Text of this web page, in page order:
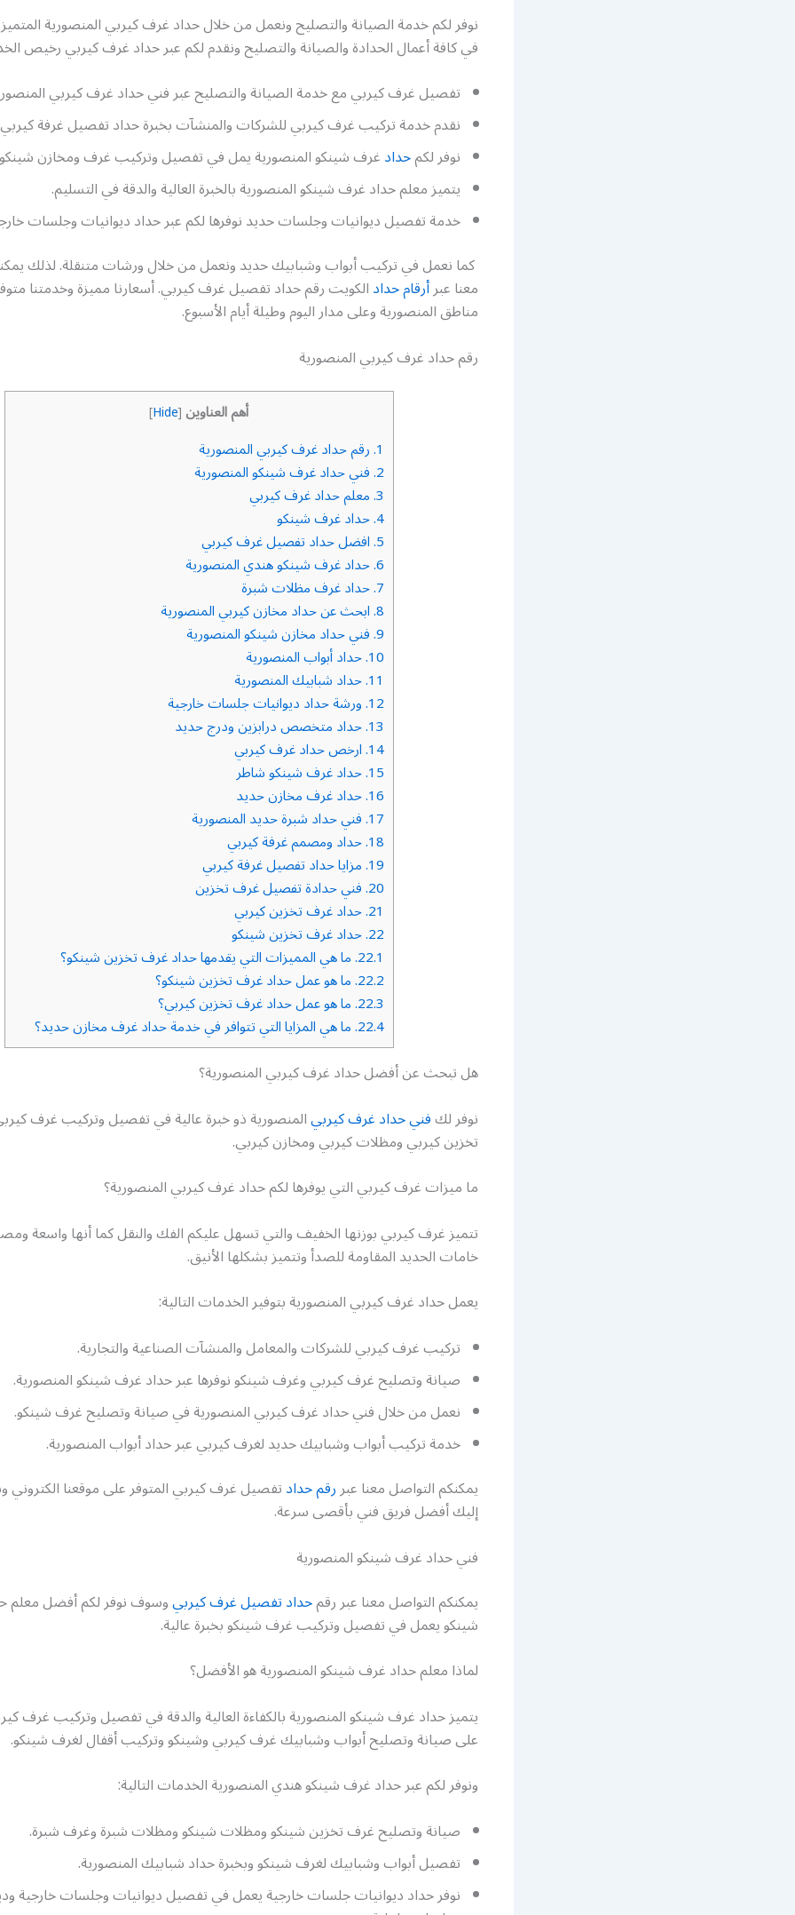
نوفر لكم خدمة الصيانة والتصليح ونعمل من خلال حداد غرف كيربي المنصورية المتميز
في كافة أعمال الحدادة والصيانة والتصليح ونقدم لكم عبر حداد غرف كيربي رخيص
تفصيل غرف كيربي مع خدمة الصيانة والتصليح عبر فني حداد غرف كيربي
نقدم خدمة تركيب غرف كيربي للشركات والمنشآت بخبرة حداد تفصيل غرفة
نوفر لكمحدادغرف شينكو المنصورية يمل في تفصيل وتركيب غرف ومخازن
يتميز معلم حداد غرف شينكو المنصورية بالخبرة العالية والدقة في التسليم.
خدمة تفصيل ديوانيات وجلسات حديد نوفرها لكم عبر حداد ديوانيات وجلسات
كما نعمل في تركيب أبواب وشبابيك حديد ونعمل من خلال ورشات متنقلة. لذلك
معنا عبرأرقام حدادالكويت رقم حداد تفصيل غرف كيربي. أسعارنا مميزة وخدمتنا
مناطق المنصورية وعلى مدار اليوم وطيلة أيام الأسبوع.
رقم حداد غرف كيربي المنصورية
أهم العناوين [
Hide
]
1. رقم حداد غرف كيربي المنصورية
2. فني حداد غرف شينكو المنصورية
3. معلم حداد غرف كيربي
4. حداد غرف شينكو
5. افضل حداد تفصيل غرف كيربي
6. حداد غرف شينكو هندي المنصورية
7. حداد غرف مظلات شبرة
8. ابحث عن حداد مخازن كيربي المنصورية
9. فني حداد مخازن شينكو المنصورية
10. حداد أبواب المنصورية
11. حداد شبابيك المنصورية
12. ورشة حداد ديوانيات جلسات خارجية
13. حداد متخصص درابزين ودرج حديد
14. ارخص حداد غرف كيربي
15. حداد غرف شينكو شاطر
16. حداد غرف مخازن حديد
17. فني حداد شبرة حديد المنصورية
18. حداد ومصمم غرفة كيربي
19. مزايا حداد تفصيل غرفة كيربي
20. فني حدادة تفصيل غرف تخزين
21. حداد غرف تخزين كيربي
22. حداد غرف تخزين شينكو
22.1. ما هي المميزات التي يقدمها حداد غرف تخزين شينكو؟
22.2. ما هو عمل حداد غرف تخزين شينكو؟
22.3. ما هو عمل حداد غرف تخزين كيربي؟
22.4. ما هي المزايا التي تتوافر في خدمة حداد غرف مخازن حديد؟
هل تبحث عن أفضل حداد غرف كيربي المنصورية؟
نوفر لكفني حداد غرف كيربيالمنصورية ذو خبرة عالية في تفصيل وتركيب غرف
تخزين كيربي ومظلات كيربي ومخازن كيربي.
ما ميزات غرف كيربي التي يوفرها لكم حداد غرف كيربي المنصورية؟
تتميز غرف كيربي بوزنها الخفيف والتي تسهل عليكم الفك والنقل كما أنها واسعة
خامات الحديد المقاومة للصدأ وتتميز بشكلها الأنيق.
يعمل حداد غرف كيربي المنصورية بتوفير الخدمات التالية:
تركيب غرف كيربي للشركات والمعامل والمنشآت الصناعية والتجارية.
صيانة وتصليح غرف كيربي وغرف شينكو نوفرها عبر حداد غرف شينكو المنصورية.
نعمل من خلال فني حداد غرف كيربي المنصورية في صيانة وتصليح غرف شينكو.
خدمة تركيب أبواب وشبابيك حديد لغرف كيربي عبر حداد أبواب المنصورية.
يمكنكم التواصل معنا عبررقم حدادتفصيل غرف كيربي المتوفر على موقعنا
إليك أفضل فريق فني بأقصى سرعة.
فني حداد غرف شينكو المنصورية
يمكنكم التواصل معنا عبر رقمحداد تفصيل غرف كيربيوسوف نوفر لكم أفضل معلم
شينكو يعمل في تفصيل وتركيب غرف شينكو بخبرة عالية.
لماذا معلم حداد غرف شينكو المنصورية هو الأفضل؟
يتميز حداد غرف شينكو المنصورية بالكفاءة العالية والدقة في تفصيل وتركيب غرف
على صيانة وتصليح أبواب وشبابيك غرف كيربي وشينكو وتركيب أقفال لغرف شينكو.
ونوفر لكم عبر حداد غرف شينكو هندي المنصورية الخدمات التالية:
صيانة وتصليح غرف تخزين شينكو ومظلات شينكو ومظلات شبرة وغرف شبرة.
تفصيل أبواب وشبابيك لغرف شينكو وبخبرة حداد شبابيك المنصورية.
نوفر حداد ديوانيات جلسات خارجية يعمل في تفصيل ديوانيات وجلسات خارجية